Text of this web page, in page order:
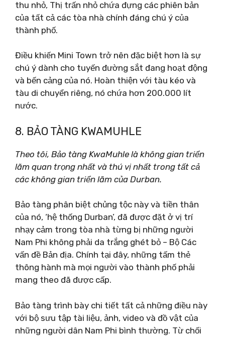
thu nhỏ, Thị trấn nhỏ chứa đựng các phiên bản
của tất cả các tòa nhà chính đáng chú ý của
thành phố.
Điều khiến Mini Town trở nên đặc biệt hơn là sự
chú ý dành cho tuyến đường sắt đang hoạt động
và bến cảng của nó. Hoàn thiện với tàu kéo và
tàu di chuyển riêng, nó chứa hơn 200.000 lít
nước.
8. BẢO TÀNG KWAMUHLE
Theo tôi, Bảo tàng KwaMuhle là không gian triển
lãm quan trọng nhất và thú vị nhất trong tất cả
các không gian triển lãm của Durban.
Bảo tàng phân biệt chủng tộc này và tiền thân
của nó, ‘hệ thống Durban’, đã được đặt ở vị trí
nhạy cảm trong tòa nhà từng bị những người
Nam Phi không phải da trắng ghét bỏ – Bộ Các
vấn đề Bản địa. Chính tại đây, những tấm thẻ
thông hành mà mọi người vào thành phố phải
mang theo đã được cấp.
Bảo tàng trình bày chi tiết tất cả những điều này
với bộ sưu tập tài liệu, ảnh, video và đồ vật của
những người dân Nam Phi bình thường. Từ chối